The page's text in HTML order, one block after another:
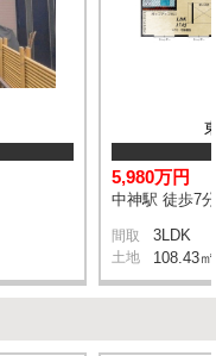
5,980万円
中神駅 徒歩7分
間取 3LDK
土地 108.43㎡